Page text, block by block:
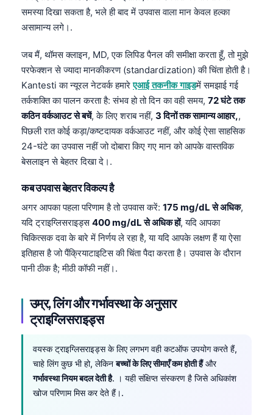
समस्या दिखा सकता है, भले ही बाद में उपवास वाला मान केवल हल्का
असामान्य लगे।.
जब मैं, थॉमस क्लाइन, MD, एक लिपिड पैनल की समीक्षा करता हूँ, तो मुझे
परफेक्शन से ज्यादा मानकीकरण (standardization) की चिंता होती है।
Kantesti का न्यूरल नेटवर्क हमारेएआई तकनीक गाइडमें समझाई गई
तर्कशक्ति का पालन करता है: संभव हो तो दिन का वही समय, 72 घंटे तक
कठिन वर्कआउट से बचें, के लिए शराब नहीं, 3 दिनों तक सामान्य आहार,,
पिछली रात कोई कड़ा/कष्टदायक वर्कआउट नहीं, और कोई ऐसा साहसिक
24-घंटे का उपवास नहीं जो दोबारा किए गए मान को आपके वास्तविक
बेसलाइन से बेहतर दिखा दे।.
कब उपवास बेहतर विकल्प है
अगर आपका पहला परिणाम है तो उपवास करें: 175 mg/dL से अधिक,
यदि ट्राइग्लिसराइड्स400 mg/dL से अधिक हों, यदि आपका
चिकित्सक दवा के बारे में निर्णय ले रहा है, या यदि आपके लक्षण हैं या ऐसा
इतिहास है जो पैंक्रियाटाइटिस की चिंता पैदा करता है। उपवास के दौरान
पानी ठीक है; मीठी कॉफी नहीं।.
उम्र, लिंग और गर्भावस्था के अनुसार
ट्राइग्लिसराइड्स
वयस्क ट्राइग्लिसराइड्स के लिए लगभग वही कटऑफ उपयोग करते हैं,
चाहे लिंग कुछ भी हो, लेकिनबच्चों के लिए सीमाएँ कम होती हैंऔर
गर्भावस्था नियम बदल देती है. । यही संक्षिप्त संस्करण है जिसे अधिकांश
खोज परिणाम मिस कर देते हैं।.